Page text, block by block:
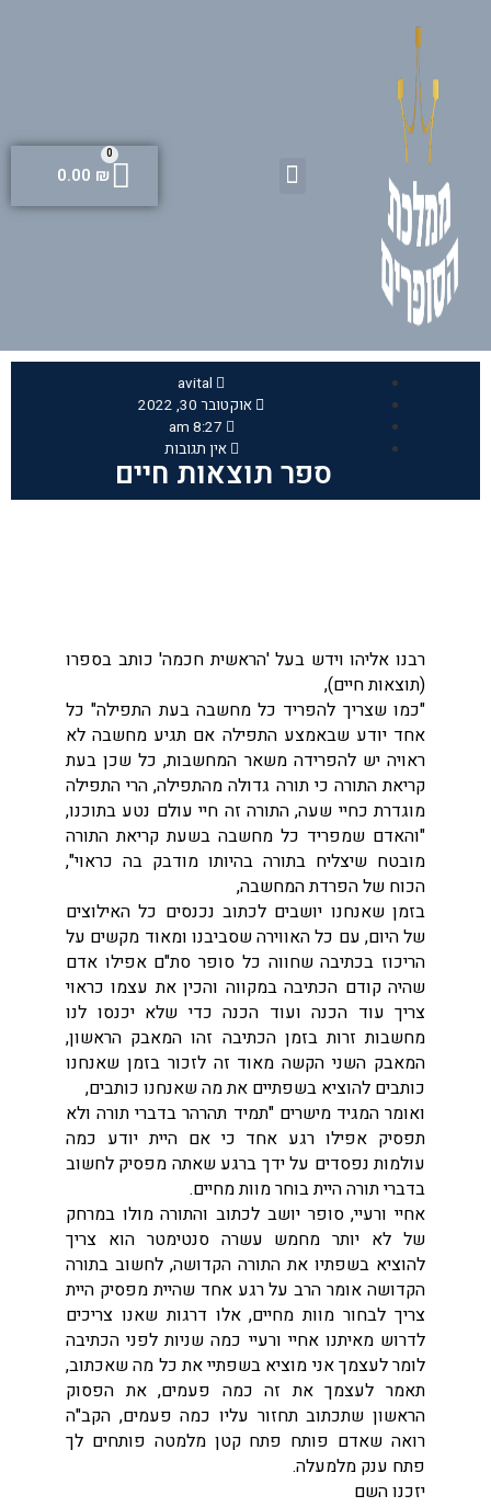
0.00 ₪
0
avital
אוקטובר 30, 2022
8:27 am
אין תגובות
ספר תוצאות חיים
רבנו אליהו וידש בעל 'הראשית חכמה' כותב בספרו
(תוצאות חיים),
"כמו שצריך להפריד כל מחשבה בעת התפילה" כל
אחד יודע שבאמצע התפילה אם תגיע מחשבה לא
ראויה יש להפרידה משאר המחשבות, כל שכן בעת
קריאת התורה כי תורה גדולה מהתפילה, הרי התפילה
מוגדרת כחיי שעה, התורה זה חיי עולם נטע בתוכנו,
"והאדם שמפריד כל מחשבה בשעת קריאת התורה
מובטח שיצליח בתורה בהיותו מודבק בה כראוי",
הכוח של הפרדת המחשבה,
בזמן שאנחנו יושבים לכתוב נכנסים כל האילוצים
של היום, עם כל האווירה שסביבנו ומאוד מקשים על
הריכוז בכתיבה שחווה כל סופר סת"ם אפילו אדם
שהיה קודם הכתיבה במקווה והכין את עצמו כראוי
צריך עוד הכנה ועוד הכנה כדי שלא יכנסו לנו
מחשבות זרות בזמן הכתיבה זהו המאבק הראשון,
המאבק השני הקשה מאוד זה לזכור בזמן שאנחנו
כותבים להוציא בשפתיים את מה שאנחנו כותבים,
ואומר המגיד מישרים "תמיד תהרהר בדברי תורה ולא
תפסיק אפילו רגע אחד כי אם היית יודע כמה
עולמות נפסדים על ידך ברגע שאתה מפסיק לחשוב
בדברי תורה היית בוחר מוות מחיים.
אחיי ורעיי, סופר יושב לכתוב והתורה מולו במרחק
של לא יותר מחמש עשרה סנטימטר הוא צריך
להוציא בשפתיו את התורה הקדושה, לחשוב בתורה
הקדושה אומר הרב על רגע אחד שהיית מפסיק היית
צריך לבחור מוות מחיים, אלו דרגות שאנו צריכים
לדרוש מאיתנו אחיי ורעיי כמה שניות לפני הכתיבה
לומר לעצמך אני מוציא בשפתיי את כל מה שאכתוב,
תאמר לעצמך את זה כמה פעמים, את הפסוק
הראשון שתכתוב תחזור עליו כמה פעמים, הקב"ה
רואה שאדם פותח פתח קטן מלמטה פותחים לך
פתח ענק מלמעלה.
יזכנו השם